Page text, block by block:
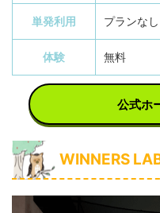
単発利用 プランなし
体験 無料
公式ホ
WINNERS